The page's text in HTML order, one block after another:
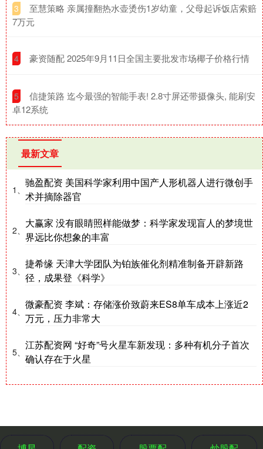
3
​至慧策略 亲属撞翻热水壶烫伤1岁幼童，父母起诉饭店索赔
7万元
4 ​豪资随配 2025年9月11日全国主要批发市场椰子价格行情
5
​信捷策路 迄今最强的智能手表! 2.8寸屏还带摄像头, 能刷安
卓12系统
最新文章
1、
驰盈配资 美国科学家利用中国产人形机器人进行微创手
术并摘除器官
2、
大赢家 没有眼睛照样能做梦：科学家发现盲人的梦境世
界远比你想象的丰富
3、
捷希缘 天津大学团队为铂族催化剂精准制备开辟新路
径，成果登《科学》
4、
微豪配资 李斌：存储涨价致蔚来ES8单车成本上涨近2
万元，压力非常大
5、
江苏配资网 “好奇”号火星车新发现：多种有机分子首次
确认存在于火星